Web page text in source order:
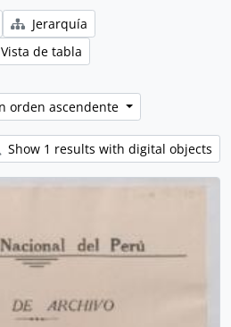
Jerarquía
Vista de tabla
orden ascendente
Show 1 results with digital objects